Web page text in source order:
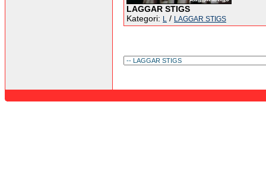
LAGGAR STIGS
Kategori: L / LAGGAR STIGS